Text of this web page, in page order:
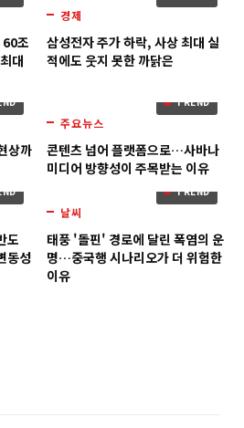
조
대
2
경제
삼성전자 주가 하락, 사상 최대 실
적에도 웃지 못한 까닭은
상까
4
기획
주요뉴스
TREND
콘텐츠 넘어 플랫폼으로…사바나
미디어 방향성이 주목받는 이유
도
동성
6
날씨
TREND
태풍 '돌핀' 경로에 달린 폭염의 운
명…중국행 시나리오가 더 위험한
이유